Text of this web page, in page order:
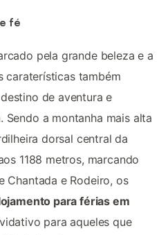
fé
pela grande beleza e a
caraterísticas também
de aventura e
a montanha mais alta
dorsal central da
1188 metros, marcando
Chantada e Rodeiro, os
para férias em
para aqueles que